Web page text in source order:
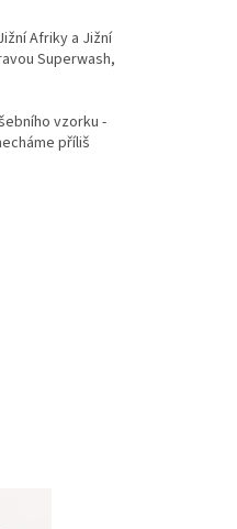
Afriky a Jižní
Superwash,
vzorku -
příliš